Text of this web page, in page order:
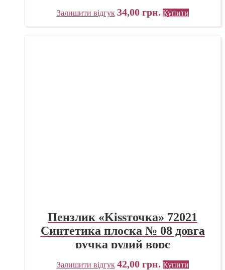
Залишити відгук 34,00 грн. Купити
Пензлик «Kissточка» 72021
Синтетика плоска № 08 довга
ручка рудий ворс
Залишити відгук 42,00 грн. Купити